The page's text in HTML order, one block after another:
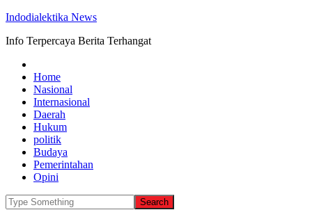
Indodialektika News
Info Terpercaya Berita Terhangat
Home
Nasional
Internasional
Daerah
Hukum
politik
Budaya
Pemerintahan
Opini